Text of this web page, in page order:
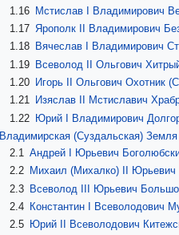
1.16 Мстислав I Владимирович
1.17 Ярополк II Владимирович
1.18
Вячеслав I Владимирович
1.19 Всеволод II Ольгович
1.20
Игорь II Ольгович Охотник
1.21
Изяслав II Мстиславич
1.22 Юрий I Владимирович
Владимирская (Суздальская) Земля
2.1
Андрей I Юрьевич
2.2
Михаил (Михалко) II Юрьевич
2.3 Всеволод III Юрьевич
2.4
Константин I Всеволодович
2.5
Юрий II Всеволодович